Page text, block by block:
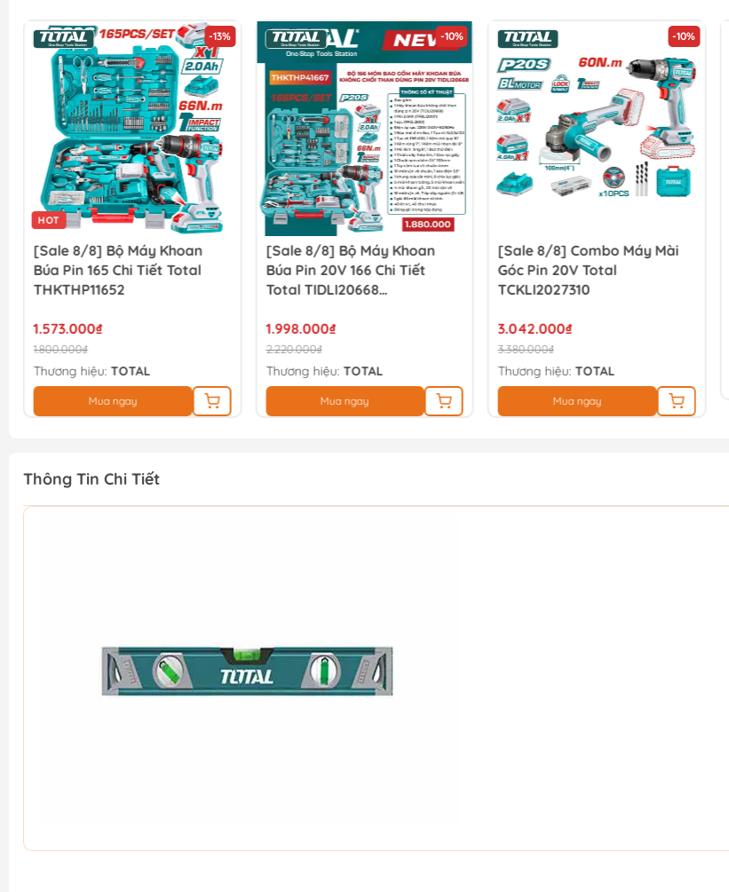
-13%
HOT
[Sale 8/8] Bộ Máy Khoan
Búa Pin 165 Chi Tiết Total
THKTHP11652
1.573.000₫
1.800.000₫
Thương hiệu: TOTAL
Mua ngay
-10%
[Sale 8/8] Bộ Máy Khoan
Búa Pin 20V 166 Chi Tiết
Total TIDLI20668
1.998.000₫
2.220.000₫
Thương hiệu: TOTAL
Mua ngay
-10%
[Sale 8/8] Combo Máy Mài
Góc Pin 20V Total
TCKLI2027310
3.042.000₫
3.380.000₫
Thương hiệu: TOTAL
Mua ngay
Thông Tin Chi Tiết